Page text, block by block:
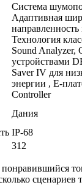
Система
Адаптивная
Технология
Sound Analyzer,
устройствами
Saver IV для
энергии , E-
Controller
Дания
IP-68
312
сценариев